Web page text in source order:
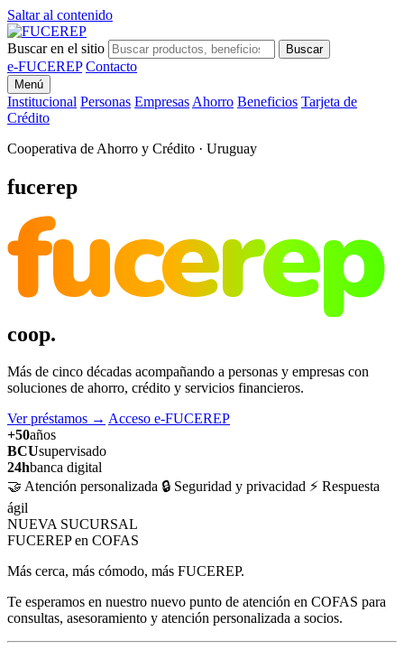
Saltar al contenido
Buscar en el sitio Buscar
e-FUCEREP Contacto
Menú
Institucional Personas Empresas Ahorro Beneficios Tarjeta de
Crédito
Cooperativa de Ahorro y Crédito · Uruguay
fucerep
fucerep
coop.
Más de cinco décadas acompañando a personas y empresas con
soluciones de ahorro, crédito y servicios financieros.
Ver préstamos → Acceso e-FUCEREP
+50años
BCUsupervisado
24hbanca digital
🤝 Atención personalizada 🔒 Seguridad y privacidad ⚡ Respuesta
ágil
NUEVA SUCURSAL
FUCEREP en COFAS
Más cerca, más cómodo, más FUCEREP.
Te esperamos en nuestro nuevo punto de atención en COFAS para
consultas, asesoramiento y atención personalizada a socios.